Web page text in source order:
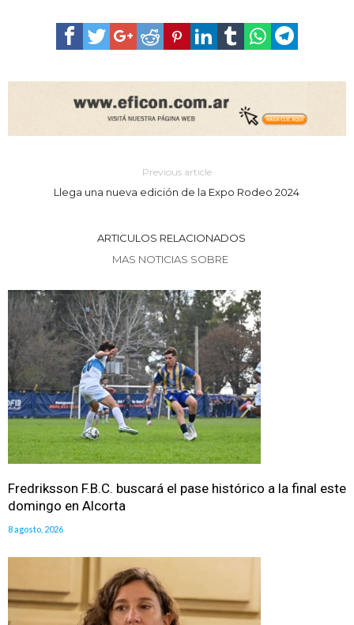
Previous article
Llega una nueva edición de la Expo Rodeo 2024
ARTICULOS RELACIONADOS
MAS NOTICIAS SOBRE
Fredriksson F.B.C. buscará el pase histórico a la final este
domingo en Alcorta
8 agosto, 2026